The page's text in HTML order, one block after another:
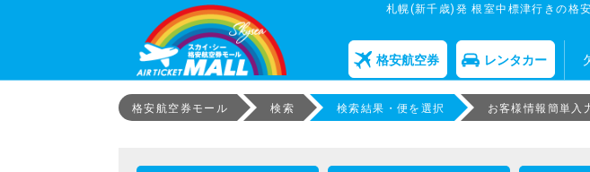
札幌(新千歳)発 根室中標津行きの格
格安航空券 レンタカー
格安航空券モール 検索 検索結果・便を選択 お客様情報簡単入